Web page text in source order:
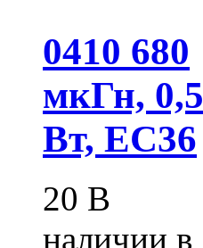
0410 680
мкГн, 0,5
Вт, EC36
20 В
наличии в